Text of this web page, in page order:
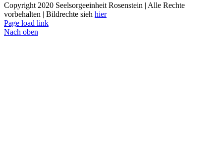
Copyright 2020 Seelsorgeeinheit Rosenstein | Alle Rechte
vorbehalten | Bildrechte sieh hier
Page load link
Nach oben